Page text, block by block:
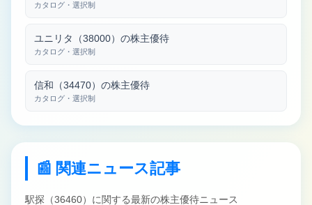
カタログ・選択制
ユニリタ（38000）の株主優待
カタログ・選択制
信和（34470）の株主優待
カタログ・選択制
📰 関連ニュース記事
駅探（36460）に関する最新の株主優待ニュース